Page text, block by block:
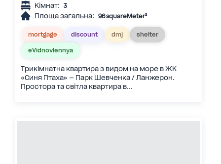
Кімнат: 3
Площа загальна: 96 squareMeter²
mortgage discount dmj shelter
eVidnovlennya
Трикімнатна квартира з видом на море в ЖК
«Синя Птаха» — Парк Шевченка / Ланжерон.
Простора та світла квартира в...